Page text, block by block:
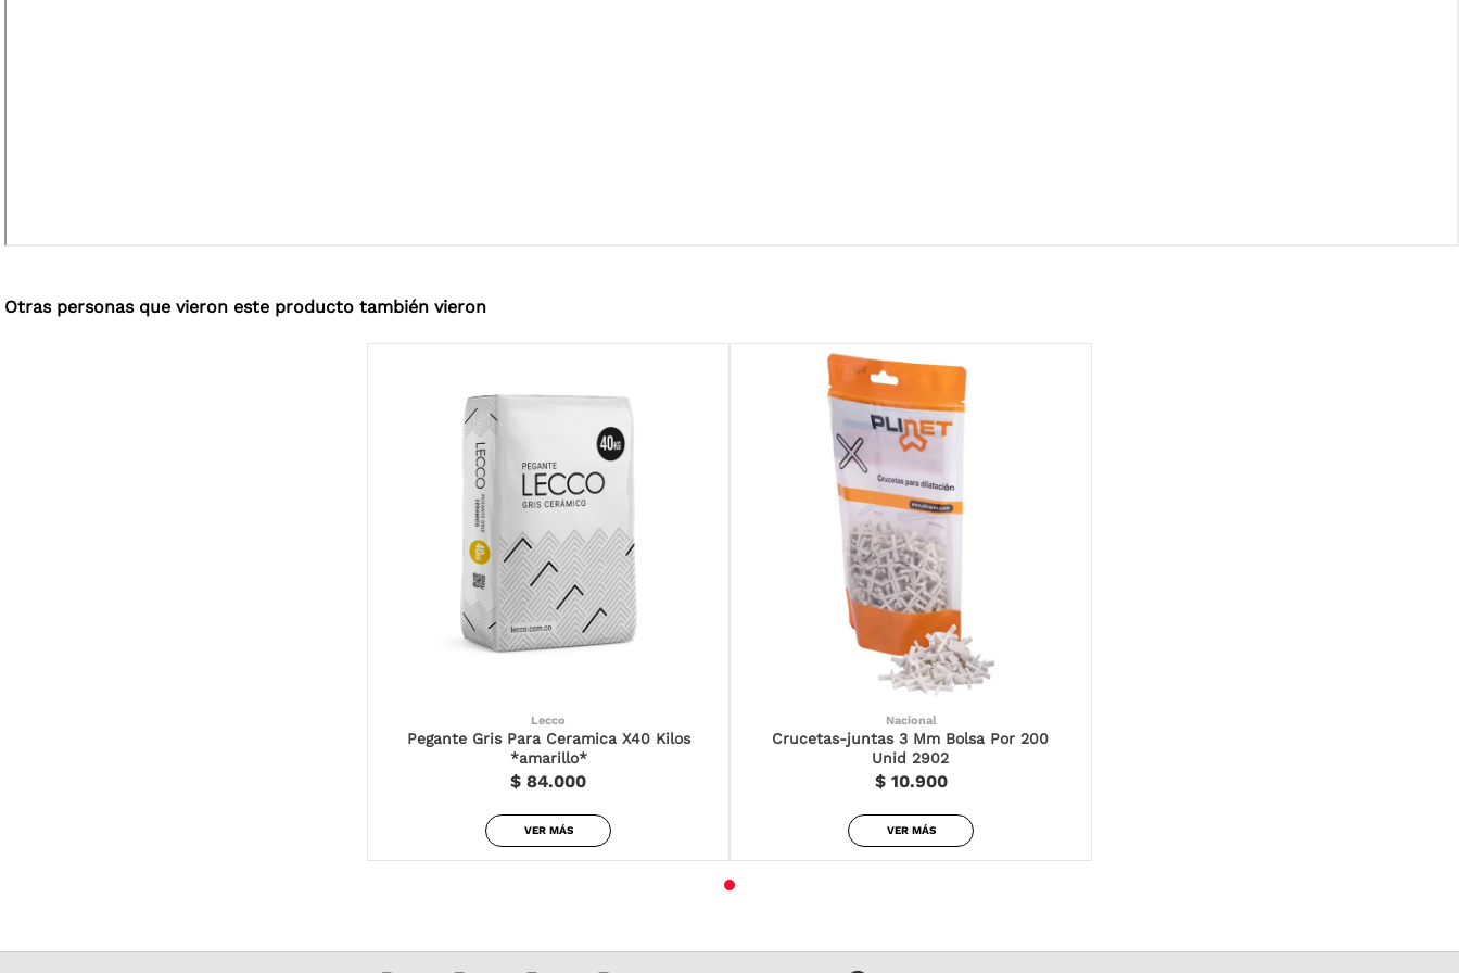
Otras personas que vieron este producto también vieron
Lecco
Pegante Gris Para Ceramica X40 Kilos
*amarillo*
$ 84.000
VER MÁS
Nacional
Crucetas-juntas 3 Mm Bolsa Por 200
Unid 2902
$ 10.900
VER MÁS